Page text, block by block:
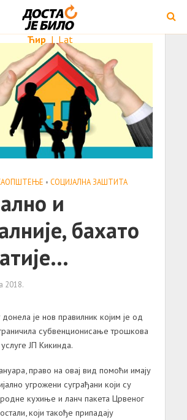
Ћир | Lat
• СОЦИЈАЛНА ЗАШТИТА
и
бахато
2018.
донела је нов правилник којим је од
субвенционисање трошкова
ЈП Кикинда.
право на овај вид помоћи имају
угрожени суграђани који су
кухиње и ланч пакета Црвеног
који такође припадају